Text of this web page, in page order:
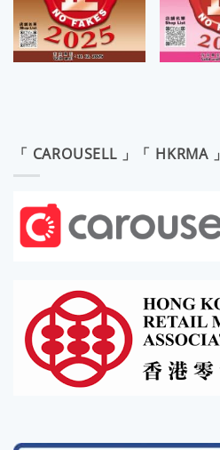
「 CAROUSELL 」「 HKRMA 」